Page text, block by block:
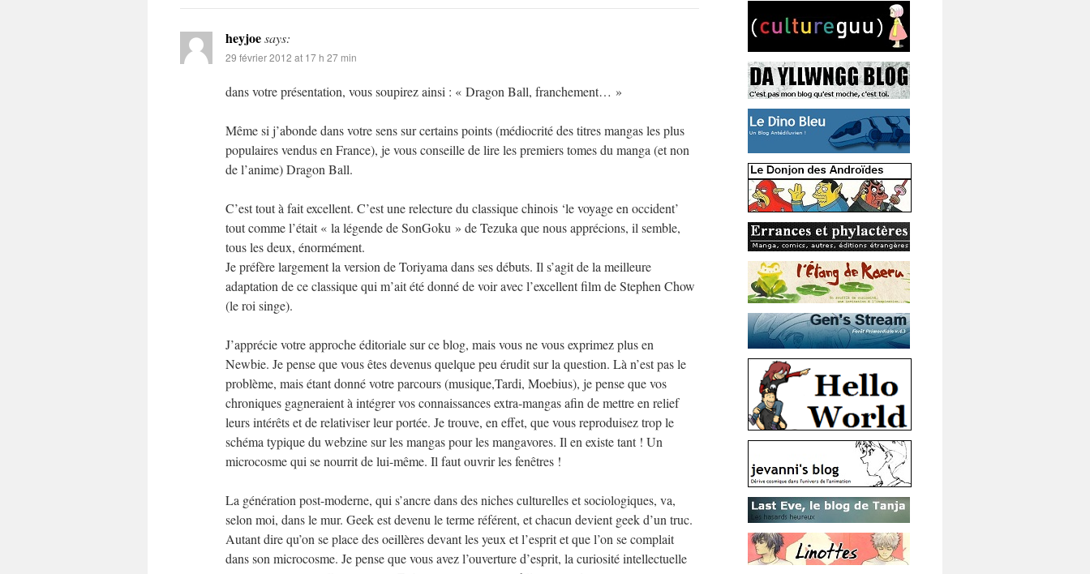
heyjoesays:
29 février 2012 at 17 h 27 min
dans votre présentation, vous soupirez ainsi : « Dragon Ball, franchement… »
Même si j’abonde dans votre sens sur certains points (médiocrité des titres mangas les plus
populaires vendus en France), je vous conseille de lire les premiers tomes du manga (et non
de l’anime) Dragon Ball.
C’est tout à fait excellent. C’est une relecture du classique chinois ‘le voyage en occident’
tout comme l’était « la légende de SonGoku » de Tezuka que nous apprécions, il semble,
tous les deux, énormément.
Je préfère largement la version de Toriyama dans ses débuts. Il s’agit de la meilleure
adaptation de ce classique qui m’ait été donné de voir avec l’excellent film de Stephen Chow
(le roi singe).
J’apprécie votre approche éditoriale sur ce blog, mais vous ne vous exprimez plus en
Newbie. Je pense que vous êtes devenus quelque peu érudit sur la question. Là n’est pas le
problème, mais étant donné votre parcours (musique,Tardi, Moebius), je pense que vos
chroniques gagneraient à intégrer vos connaissances extra-mangas afin de mettre en relief
leurs intérêts et de relativiser leur portée. Je trouve, en effet, que vous reproduisez trop le
schéma typique du webzine sur les mangas pour les mangavores. Il en existe tant ! Un
microcosme qui se nourrit de lui-même. Il faut ouvrir les fenêtres !
La génération post-moderne, qui s’ancre dans des niches culturelles et sociologiques, va,
selon moi, dans le mur. Geek est devenu le terme référent, et chacun devient geek d’un truc.
Autant dire qu’on se place des oeillères devant les yeux et l’esprit et que l’on se complait
dans son microcosme. Je pense que vous avez l’ouverture d’esprit, la curiosité intellectuelle